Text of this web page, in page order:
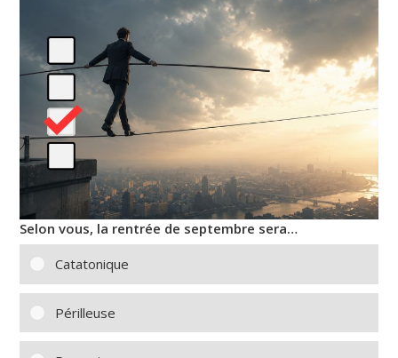
Selon vous, la rentrée de septembre sera…
Catatonique
Périlleuse